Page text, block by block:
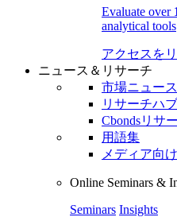
Evaluate over
analytical tools
アクセスを
ニュース＆リサーチ
市場ニュース
リサーチハブ
Cbondsリサ
用語集
メディア向
Online Seminars &
Seminars Insights